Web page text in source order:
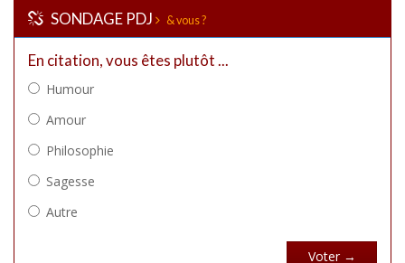
SONDAGE PDJ & vous ?